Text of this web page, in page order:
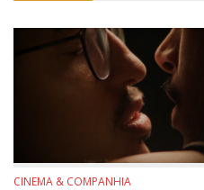
CINEMA & COMPANHIA